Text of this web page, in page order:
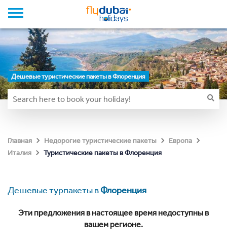
Дешевые туристические пакеты в Флоренция
Главная Недорогие туристические пакеты
Европа
Италия
Туристические пакеты в Флоренция
Дешевые турпакеты вФлоренция
Эти предложения в настоящее время недоступны в
вашем регионе.